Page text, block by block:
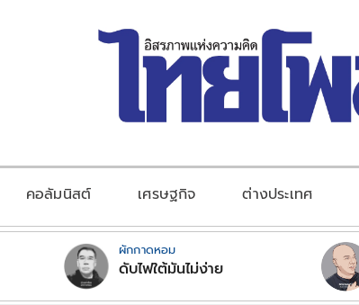
คอลัมนิสต์ เศรษฐกิจ ต่างประเทศ
ผักกาดหอม
ดับไฟใต้มันไม่ง่าย